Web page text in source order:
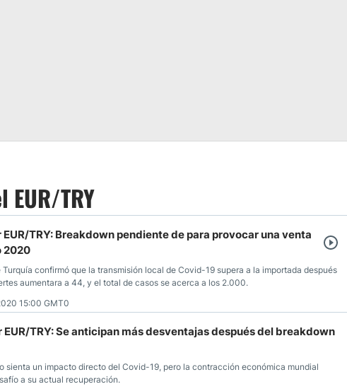
TRY
EUR/TRY: Breakdown pendiente de para provocar una venta
2020
Turquía confirmó que la transmisión local de Covid-19 supera a la importada después
aumentara a 44, y el total de casos se acerca a los 2.000.
15:00 GMT0
EUR/TRY: Se anticipan más desventajas después del breakdown
sienta un impacto directo del Covid-19, pero la contracción económica mundial
a su actual recuperación.